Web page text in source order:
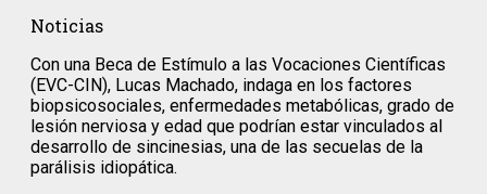
Noticias
Con una Beca de Estímulo a las Vocaciones Científicas
(EVC-CIN), Lucas Machado, indaga en los factores
biopsicosociales, enfermedades metabólicas, grado de
lesión nerviosa y edad que podrían estar vinculados al
desarrollo de sincinesias, una de las secuelas de la
parálisis idiopática.